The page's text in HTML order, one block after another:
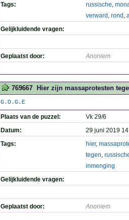
Tags:
russische,
verward , rond ,
Gelijkluidende vragen:
Geplaatst door: Anoniem
769667 Hier zijn massaprotesten
G.O.G.E
Plaats van de puzzel:
Vk 29/6
Datum:
29 juni 2019
Tags:
hier,
tegen,
inmenging
Gelijkluidende vragen:
Geplaatst door: Anoniem